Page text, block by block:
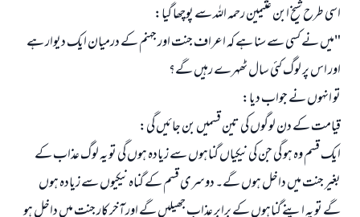
اسی طرح شیخ ابن عثیمین رحمہ اللہ سے پوچھا گیا:
"میں نے کسی سے سنا ہے کہ اعراف جنت اور جہنم کے درمیان ایک دیوار ہے
اور اس پر لوگ کئی سال ٹھہرے رہیں گے؟
تو انہوں نے جواب دیا:
قیامت کے دن لوگوں کی تین قسمیں بن جائیں گی:
ایک قسم وہ ہو گی جن کی نیکیاں گناہوں سے زیادہ ہوں گی تو یہ لوگ عذاب کے
بغیر جنت میں داخل ہوں گے۔ دوسری قسم کے گناہ نیکیوں سے زیادہ ہوں